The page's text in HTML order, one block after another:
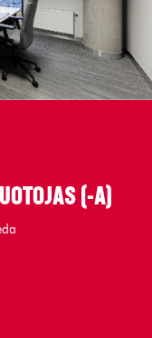
(-A)